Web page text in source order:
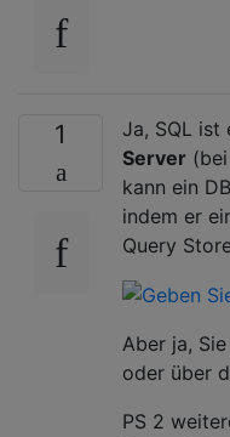
1 Ja, SQL ist
Server
kann ein
indem er
Query
Aber ja,
oder über
PS 2